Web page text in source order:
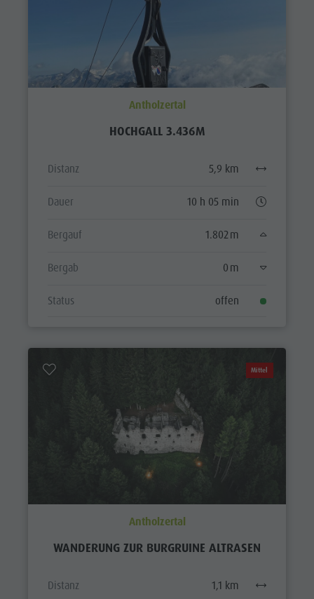
Antholzertal
HOCHGALL 3.436M
Distanz 5,9 km
Dauer 10 h 05 min
Bergauf 1.802 m
Bergab 0 m
Status offen
Mittel
Antholzertal
WANDERUNG ZUR BURGRUINE ALTRASEN
Distanz 1,1 km